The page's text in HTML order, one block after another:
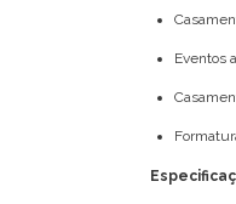
Eventos